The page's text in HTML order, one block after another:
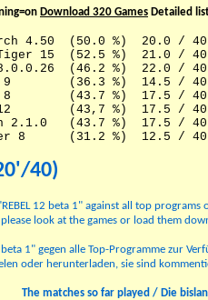
Download 320 Games Detailed
4.50 (50.0 %) 20.0 / 40
15 (52.5 %) 21.0 /
(46.2 %) 22.0 / 40
9 (36.3 %) 14.5 / 40
8 (43.7 %) 17.5 / 40
(43,7 %) 17.5 / 40
2.1.0 (43.7 %) 17.5 / 40
8 (31.2 %) 12.5 / 40
40)
12 beta 1" against all top
look at the games or load them
1" gegen alle Top-Programme zur
oder herunterladen, sie sind
The matches so far played / Die